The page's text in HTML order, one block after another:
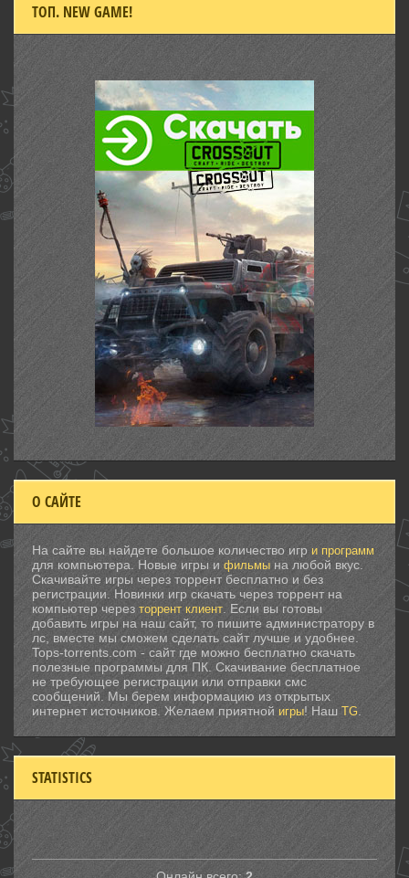
ТОП. NEW GAME!
О САЙТЕ
На сайте вы найдете большое количество игр и программ
для компьютера. Новые игры и фильмы на любой вкус.
Скачивайте игры через торрент бесплатно и без
регистрации. Новинки игр скачать через торрент на
компьютер через торрент клиент . Если вы готовы
добавить игры на наш сайт, то пишите администратору в
лс, вместе мы сможем сделать сайт лучше и удобнее.
Tops-torrents.com - сайт где можно бесплатно скачать
полезные программы для ПК. Скачивание бесплатное
не требующее регистрации или отправки смс
сообщений. Мы берем информацию из открытых
интернет источников. Желаем приятной игры! НашTG
STATISTICS